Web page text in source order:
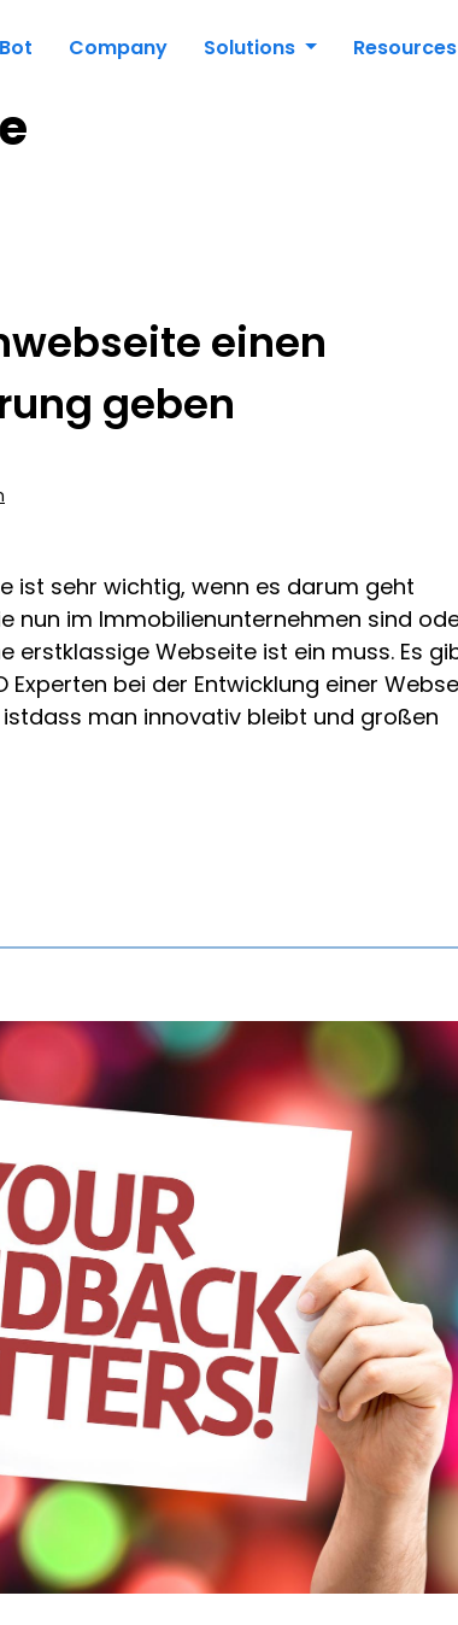
Company Solutions Resources
einen
geben
ist sehr wichtig, wenn es darum geht
nun im Immobilienunternehmen sind
erstklassige Webseite ist ein muss. Es
Experten bei der Entwicklung einer
man innovativ bleibt und großen